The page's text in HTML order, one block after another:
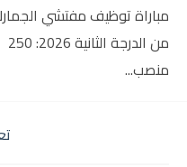
مباراة توظيف مفتشي
من الدرجة الثانية 2026: 250
منصب...